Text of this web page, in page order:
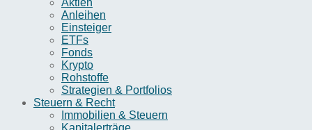
Anleihen
Einsteiger
ETFs
Fonds
Krypto
Rohstoffe
Strategien & Portfolios
Steuern & Recht
Immobilien & Steuern
Kapitalerträge